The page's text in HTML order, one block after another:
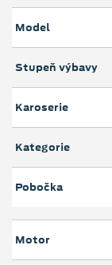
Model
Stupeň výbavy
Karoserie
Kategorie
Pobočka
Motor